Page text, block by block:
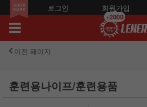
로그인 회원가입
+2000
이전 페이지
훈련용나이프/훈련용품